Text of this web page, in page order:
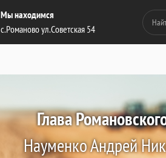
Мы находимся
с.Романово ул.Советская 54
Глава
Науменко Андрей